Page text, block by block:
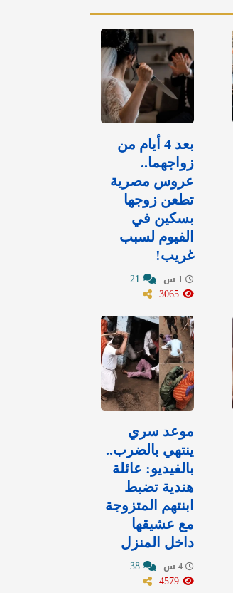
بعد 4 أيام من
زواجهما..
عروس مصرية
تطعن زوجها
بسكين في
الفيوم لسبب
غريب!
موعد سري
ينتهي بالضرب..
بالفيديو: عائلة
هندية تضبط
ابنتهم المتزوجة
مع عشيقها
داخل المنزل